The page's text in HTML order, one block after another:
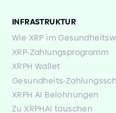
INFRASTRUKTUR
Wie XRP im
XRP-Zahlungsprogramm
XRPH Wallet
Gesundheits-
XRPH AI Belohnungen
Zu XRPHAI tauschen